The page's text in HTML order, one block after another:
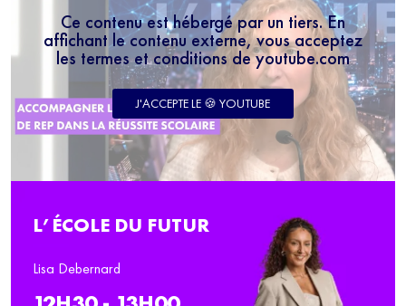
Ce contenu est hébergé par un tiers. En
affichant le contenu externe, vous acceptez
les termes et conditions de youtube.com
J'ACCEPTE LE 🍪 YOUTUBE
L’ÉCOLE DU FUTUR
Lisa Debernard